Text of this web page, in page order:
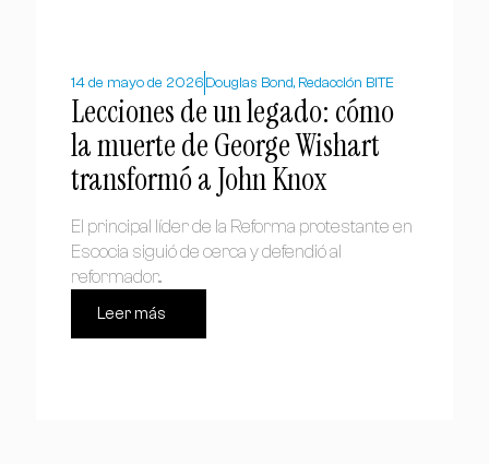
14 de mayo de 2026 Douglas Bond, Redacción BITE
Lecciones de un legado: cómo
la muerte de George Wishart
transformó a John Knox
El principal líder de la Reforma protestante en
Escocia siguió de cerca y defendió al
reformador...
Leer más